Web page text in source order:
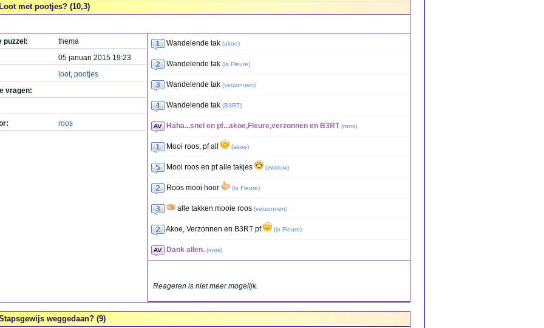
met pootjes? (10,3)
puzzel:
thema
05 januari 2015 19:23
loot, pootjes
vragen:
roos
Wandelende tak (akoe)
Wandelende tak (la Fleure)
Wandelende tak (verzonnen)
Wandelende tak (B3RT)
Haha...snel en pf...akoe,Fleure,verzonnen en B3RT (roos)
Mooi roos, pf all (akoe)
Mooi roos en pf alle takjes (zwaluw)
Roos mooi hoor (la Fleure)
alle takken mooie roos (verzonnen)
Akoe, Verzonnen en B3RT pf (la Fleure)
Dank allen. (roos)
Reageren is niet meer mogelijk.
weggedaan? (9)